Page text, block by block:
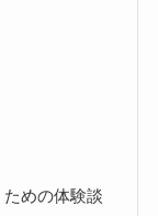
めの体験談